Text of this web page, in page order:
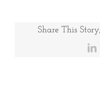
Share This